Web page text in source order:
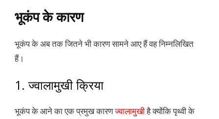
भूकंप के कारण
भूकंप के अब तक जितने भी कारण सामने आए हैं वह निम्नलिखित
हैं।
1. ज्वालामुखी क्रिया
भूकंप के आने का एक प्रमुख कारणज्वालामुखीहै क्योंकि पृथ्वी के